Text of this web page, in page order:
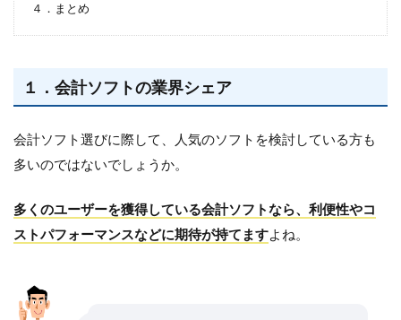
４．まとめ
１．会計ソフトの業界シェア
会計ソフト選びに際して、人気のソフトを検討している方も
多いのではないでしょうか。
多くのユーザーを獲得している会計ソフトなら、利便性やコ
ストパフォーマンスなどに期待が持てますよね。